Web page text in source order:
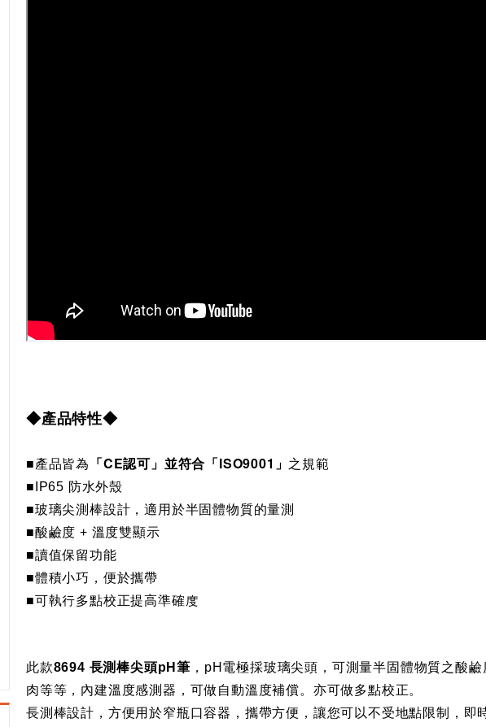
◆產品特性◆
■產品皆為 「CE認可」並符合「ISO9001」 之規範
■IP65 防水外殼
■玻璃尖測棒設計，適用於半固體物質的量測
■酸鹼度 + 溫度雙顯示
■讀值保留功能
■體積小巧，便於攜帶
■可執行多點校正提高準確度
此款8694 長測棒尖頭pH筆 ， pH 電極採玻璃尖頭，可測量半固體物質之酸
肉等等，內建溫度感測器，可做自動溫度補償。亦可做多點校正。
長測棒設計，方便用於窄瓶口容器，攜帶方便，讓您可以不受地點限制，即